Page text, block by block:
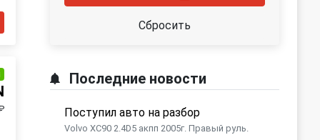
Сбросить
Последние новости
Поступил авто на разбор
Volvo XC90 2.4D5 акпп 2005г. Правый руль.